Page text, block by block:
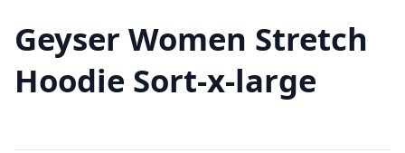
Geyser Women Stretch
Hoodie Sort-x-large